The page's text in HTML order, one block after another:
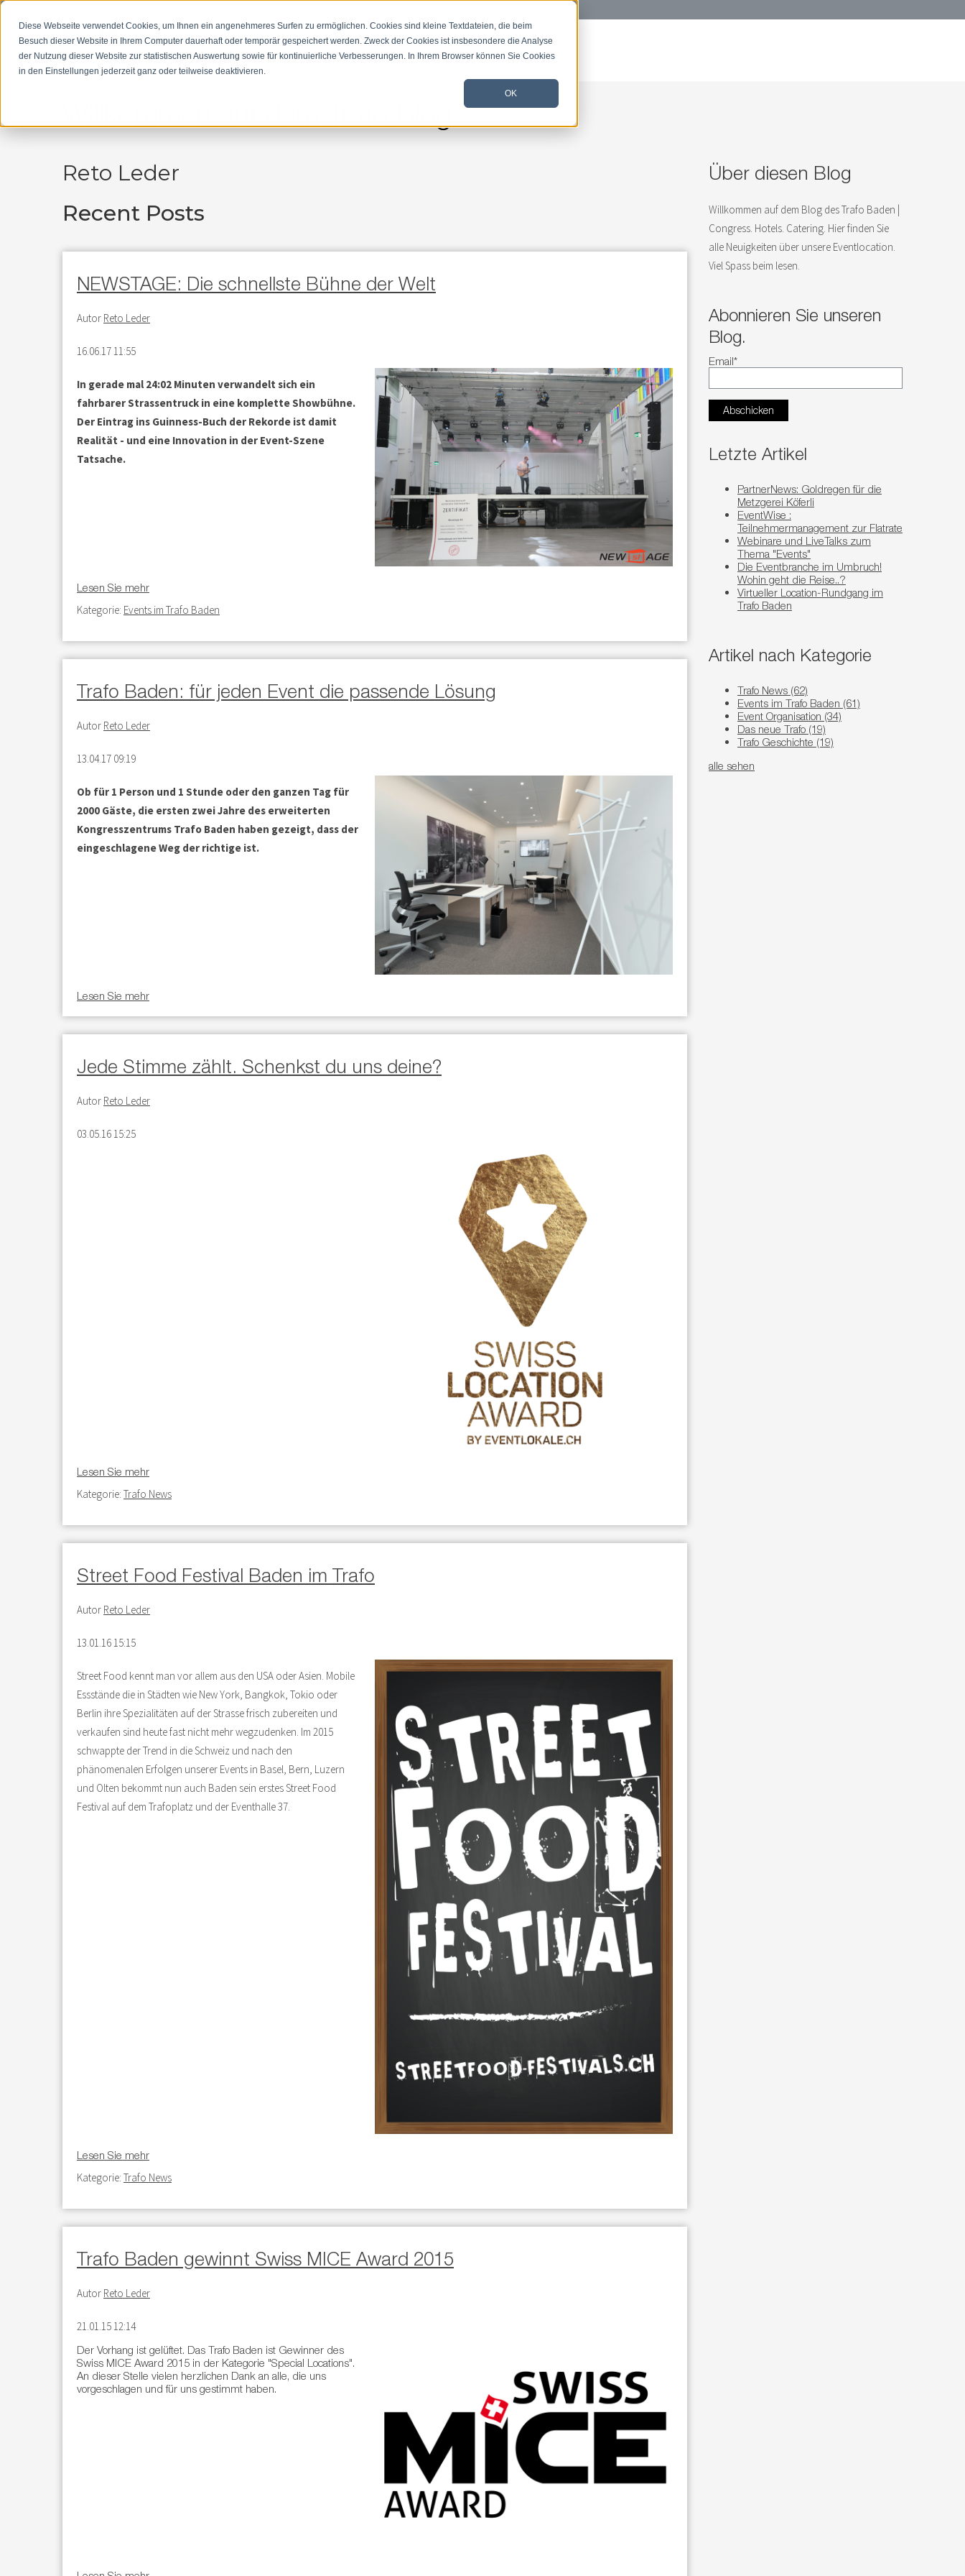
Diese Webseite verwendet Cookies, um Ihnen ein angenehmeres Surfen zu ermöglichen. Cookies sind kleine Textdateien, die beim
Besuch dieser Website in Ihrem Computer dauerhaft oder temporär gespeichert werden. Zweck der Cookies ist insbesondere die Analyse
der Nutzung dieser Website zur statistischen Auswertung sowie für kontinuierliche Verbesserungen. In Ihrem Browser können Sie Cookies
in den Einstellungen jederzeit ganz oder teilweise deaktivieren.
OK
Home Blog
Reto Leder
Recent Posts
NEWSTAGE: Die schnellste Bühne der Welt
Autor Reto Leder
16.06.17 11:55
In gerade mal 24:02 Minuten verwandelt sich ein
fahrbarer Strassentruck in eine komplette Showbühne.
Der Eintrag ins Guinness-Buch der Rekorde ist damit
Realität - und eine Innovation in der Event-Szene
Tatsache.
Lesen Sie mehr
Kategorie: Events im Trafo Baden
Trafo Baden: für jeden Event die passende Lösung
Autor Reto Leder
13.04.17 09:19
Ob für 1 Person und 1 Stunde oder den ganzen Tag für
2000 Gäste, die ersten zwei Jahre des erweiterten
Kongresszentrums Trafo Baden haben gezeigt, dass der
eingeschlagene Weg der richtige ist.
Lesen Sie mehr
Jede Stimme zählt. Schenkst du uns deine?
Autor Reto Leder
03.05.16 15:25
Lesen Sie mehr
Kategorie: Trafo News
Street Food Festival Baden im Trafo
Autor Reto Leder
13.01.16 15:15
Street Food kennt man vor allem aus den USA oder Asien. Mobile
Essstände die in Städten wie New York, Bangkok, Tokio oder
Berlin ihre Spezialitäten auf der Strasse frisch zubereiten und
verkaufen sind heute fast nicht mehr wegzudenken. Im 2015
schwappte der Trend in die Schweiz und nach den
phänomenalen Erfolgen unserer Events in Basel, Bern, Luzern
und Olten bekommt nun auch Baden sein erstes Street Food
Festival auf dem Trafoplatz und der Eventhalle 37.
Lesen Sie mehr
Kategorie: Trafo News
Trafo Baden gewinnt Swiss MICE Award 2015
Autor Reto Leder
21.01.15 12:14
Der Vorhang ist gelüftet. Das Trafo Baden ist Gewinner des
Swiss MICE Award 2015 in der Kategorie "Special Locations".
An dieser Stelle vielen herzlichen Dank an alle, die uns
vorgeschlagen und für uns gestimmt haben.
Über diesen Blog
Willkommen auf dem Blog des Trafo Baden |
Congress. Hotels. Catering. Hier finden Sie
alle Neuigkeiten über unsere Eventlocation.
Viel Spass beim lesen.
Abonnieren Sie unseren
Blog.
Email*
Letzte Artikel
PartnerNews: Goldregen für die
Metzgerei Köferli
EventWise :
Teilnehmermanagement zur Flatrate
Webinare und LiveTalks zum
Thema "Events"
Die Eventbranche im Umbruch!
Wohin geht die Reise..?
Virtueller Location-Rundgang im
Trafo Baden
Artikel nach Kategorie
Trafo News (62)
Events im Trafo Baden (61)
Event Organisation (34)
Das neue Trafo (19)
Trafo Geschichte (19)
alle sehen